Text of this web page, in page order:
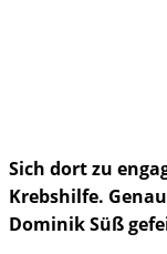
Sich dort zu
Krebshilfe.
Dominik Süß